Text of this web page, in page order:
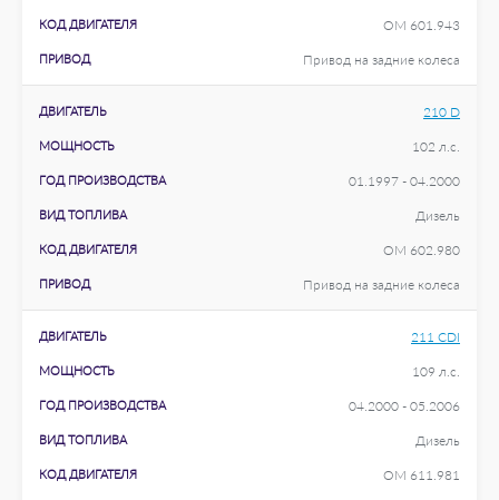
КОД ДВИГАТЕЛЯ OM 601.943
ПРИВОД Привод на задние колеса
ДВИГАТЕЛЬ 210 D
МОЩНОСТЬ 102 л.с.
ГОД ПРОИЗВОДСТВА 01.1997 - 04.2000
ВИД ТОПЛИВА Дизель
КОД ДВИГАТЕЛЯ OM 602.980
ПРИВОД Привод на задние колеса
ДВИГАТЕЛЬ 211 CDI
МОЩНОСТЬ 109 л.с.
ГОД ПРОИЗВОДСТВА 04.2000 - 05.2006
ВИД ТОПЛИВА Дизель
КОД ДВИГАТЕЛЯ OM 611.981